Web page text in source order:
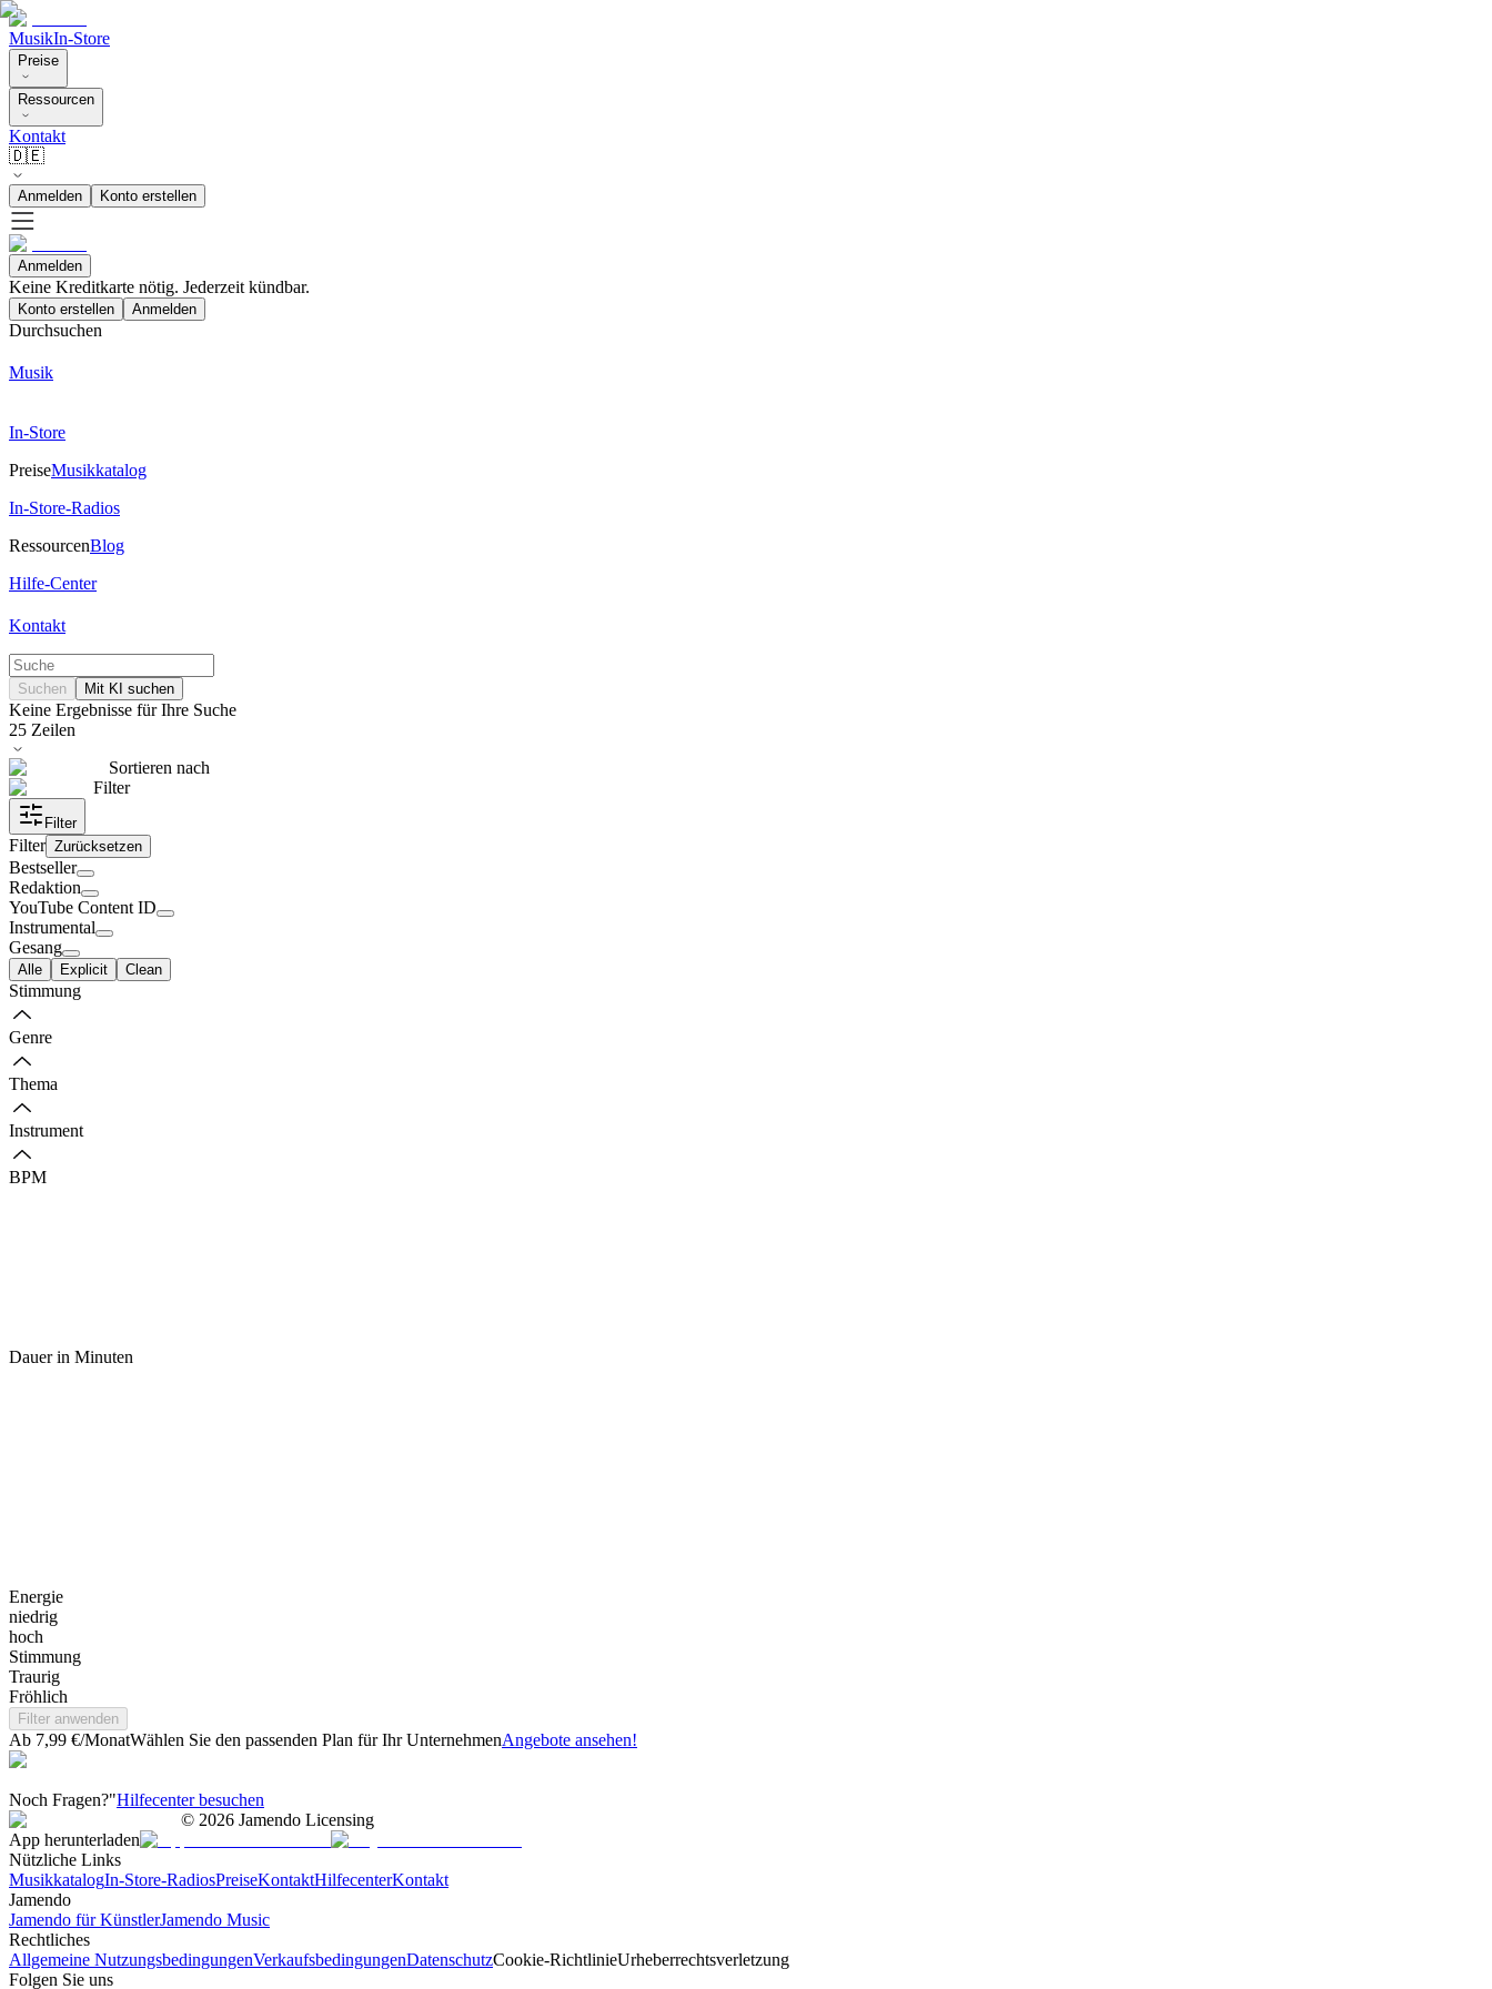
MusikIn-Store
Preise
Ressourcen
Kontakt
🇩🇪
Anmelden Konto erstellen
Anmelden
Keine Kreditkarte nötig. Jederzeit kündbar.
Konto erstellen Anmelden
Durchsuchen
Musik
In-Store
PreiseMusikkatalog
In-Store-Radios
RessourcenBlog
Hilfe-Center
Kontakt
Suchen Mit KI suchen
Keine Ergebnisse für Ihre Suche
25 Zeilen
Sortieren nach
Filter
Filter
Filter Zurücksetzen
Bestseller
Redaktion
YouTube Content ID
Instrumental
Gesang
Alle Explicit Clean
Stimmung
Genre
Thema
Instrument
BPM
Dauer in Minuten
Energie
niedrig
hoch
Stimmung
Traurig
Fröhlich
Filter anwenden
Ab 7,99 €/MonatWählen Sie den passenden Plan für Ihr UnternehmenAngebote ansehen!
Noch Fragen?"Hilfecenter besuchen
© 2026 Jamendo Licensing
App herunterladen
Nützliche Links
MusikkatalogIn-Store-RadiosPreiseKontaktHilfecenterKontakt
Jamendo
Jamendo für KünstlerJamendo Music
Rechtliches
Allgemeine NutzungsbedingungenVerkaufsbedingungenDatenschutzCookie-RichtlinieUrheberrechtsverletzung
Folgen Sie uns